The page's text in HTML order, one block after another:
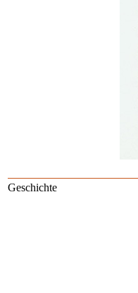
Geschichte